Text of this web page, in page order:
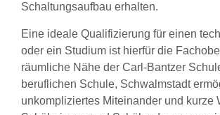
Schaltungsaufbau erhalten.
Eine ideale Qualifizierung für einen
oder ein Studium ist hierfür die
räumliche Nähe der Carl-Bantzer
beruflichen Schule, Schwalmstadt
unkompliziertes Miteinander und kurze